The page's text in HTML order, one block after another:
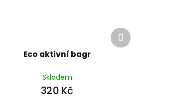
Eco aktivní bagr
Skladem
320 Kč
Další
produkt